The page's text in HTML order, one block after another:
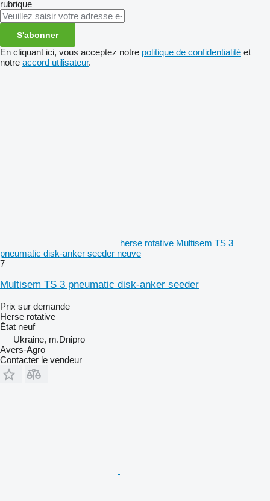
rubrique
S'abonner
En cliquant ici, vous acceptez notre politique de confidentialité et
notre accord utilisateur.
herse rotative Multisem TS 3
pneumatic disk-anker seeder neuve
7
Multisem TS 3 pneumatic disk-anker seeder
Prix sur demande
Herse rotative
État neuf
Ukraine, m.Dnipro
Avers-Agro
Contacter le vendeur